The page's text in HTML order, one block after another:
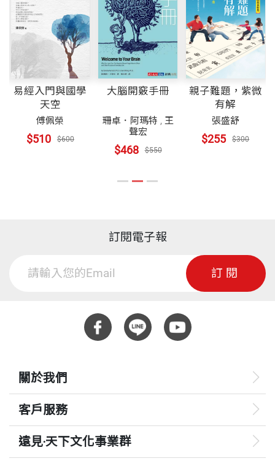
——《紐約時報書評》
◎ 《中國時報》開卷版一週好書推薦
走訪細胞小人國
顯微鏡下的「細胞」，
是一個具體而微的繽紛世界。
細胞內外的活動，比化學工廠還熱鬧，
金龜車旁，約有半打的懶骨頭靠椅，疊成一堆，
每隔一段時間，就有一些高爾夫球大小的氣泡，
自那疊懶骨頭靠椅中冒出，緩慢飄浮……
有些繩索直直延伸，有些則像樹枝般長出分枝，
還有些細繩在纏繞金龜車一番後，延伸到牆上。
更有許多像漏了氣的熱氣球，鬆散的摺疊著，
上面還黏了數千顆彈珠呢！
相當於客廳牆壁的細胞膜，
則是細胞最重要也最活躍的部位。
細胞膜上有數千個「門房」，
之滋潤與肆虐。這條尾巴又像細長的手臂，它其實就
是著名的「鱈角」半島。
半島的南北兩岸均是綿延的沙灘，但南岸尤為波平浪
靜，是波士頓人在夏天避暑戲水的勝地，富人尤以擁
有面海度假別墅為傲。甘迺迪家族在小港「海恩尼
斯」（Hyannis）有個大莊園，老夫人常住於此，而
在權力圈內打滾的諸兄弟，休假群聚此處時，便熱鬧
伍茲霍爾（Woods Hole）的寂靜漁港。一條小街緊
風鈴叮叮噹噹隨風響著，小漁船從外海進內港時，小
街中段的橋便掀了起來。在小街一端有一棟溫暖的小
文學書外，竟有許多生物、演化、地質和氣象之類的
一端的左側有間小水族館，展示著幾十種當地的魚
類，右側有條巷子，遊客一旦轉進去，會發現幾棟高
大的建築，外牆有羅馬式的大石柱，小拱門入口處鏤
刻著「莉莉紀念實驗室」或「洛布實驗室」。在這新
世界的小漁村中，怎會有舊世界的藝術傳統和科學研
性的「地平線」月刊。著有《一粒細胞見世界》、
《速成生物學》、《野生動物禮讚》、《世界如何運
轉》等書。目前與妻子定居在馬里蘭鄉下。
涂可欣 譯者
台灣大學農化系畢業，陽明大學神經科學研究所碩
士，曾經於美國伊利諾大學遺傳研究所進行博士研
譯有《一粒細胞見世界》、《這就是生物學》、《免
疫兵團》等書，科普文章散見於《科學人》雜誌。
出版社
裝幀 平裝
黑白
易經入門與國學
天空
傅佩榮
$510 $600
大腦開竅手冊
珊卓．阿瑪特 , 王
聲宏
$468 $550
親子難題，紫微
有解
張盛舒
$255 $300
訂閱電子報
訂閱
關於我們
客戶服務
遠見‧天下文化事業群